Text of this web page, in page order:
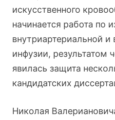
искусственного
начинается работа по
внутриартериальной и
инфузии, ре­зультатом
явилась защита
кандидатских
Николая